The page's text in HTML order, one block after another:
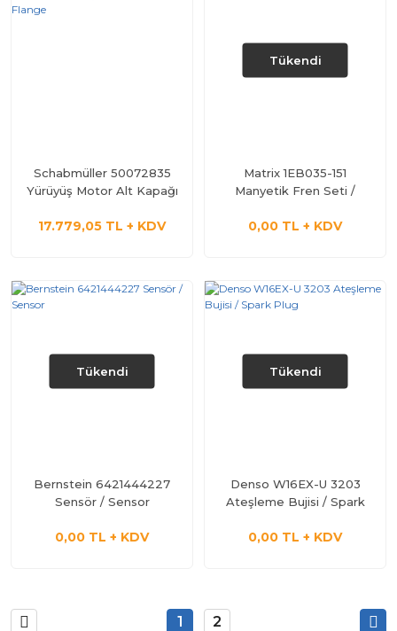
Schabmüller 50072835
Yürüyüş Motor Alt Kapağı
17.779,05 TL + KDV
Tükendi
Matrix 1EB035-151
Manyetik Fren Seti /
0,00 TL + KDV
Tükendi
Bernstein 6421444227
Sensör / Sensor
0,00 TL + KDV
Tükendi
Denso W16EX-U 3203
Ateşleme Bujisi / Spark
0,00 TL + KDV
1 2